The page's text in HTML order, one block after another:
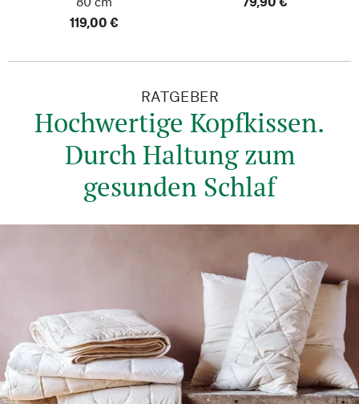
119,00 €
RATGEBER
Hochwertige Kopfkissen.
Durch Haltung zum
gesunden Schlaf